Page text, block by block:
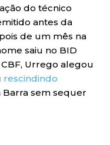
do técnico
antes da
de um mês na
saiu no BID
Urrego alegou
rescindindo
Barra sem sequer